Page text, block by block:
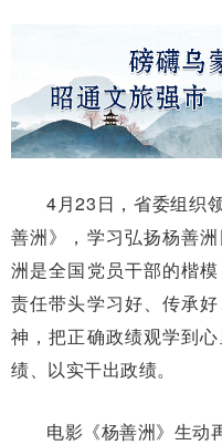
4月23日，省委组织
善洲》，学习弘扬杨善
洲是全国党员干部的楷
责任带头学习好、传承
神，把正确政绩观学到
绩、以实干出政绩。
电影《杨善洲》生动